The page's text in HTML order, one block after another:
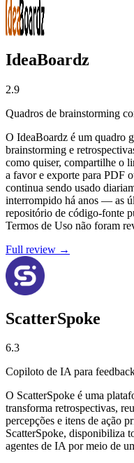
IdeaBoardz
2.9
Quadros de brainstorming
O IdeaBoardz é um quadro
brainstorming e
como quiser, compartilhe o
a favor e exporte para PDF
continua sendo usado
interrompido há anos — as
repositório de código-fonte
Termos de Uso não foram
Full review →
ScatterSpoke
6.3
Copiloto de IA para
O ScatterSpoke é uma
transforma retrospectivas,
percepções e itens de ação
ScatterSpoke, disponibiliza
agentes de IA por meio de